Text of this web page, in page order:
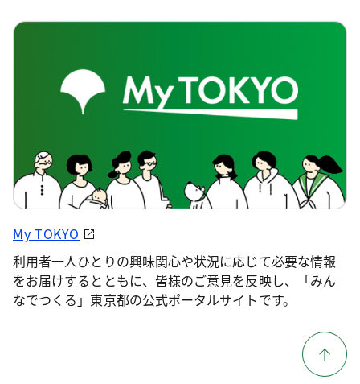
My TOKYO
利用者一人ひとりの興味関心や状況に応じて必要な情報
をお届けするとともに、皆様のご意見を反映し、「みん
なでつくる」東京都の公式ポータルサイトです。